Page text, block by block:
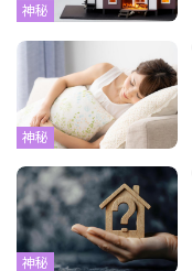
神秘
神秘
神秘